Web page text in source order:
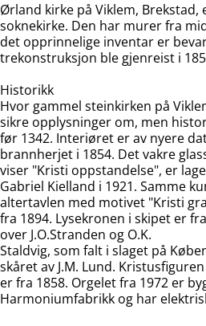
Ørland kirke på Viklem, Brekstad,
soknekirke. Den har murer fra
det opprinnelige inventar er
trekonstruksjon ble gjenreist i
Historikk
Hvor gammel steinkirken på
sikre opplysninger om, men
før 1342. Interiøret er av nyere
brannherjet i 1854. Det vakre
viser "Kristi oppstandelse", er
Gabriel Kielland i 1921. Samme
altertavlen med motivet "Kristi
fra 1894. Lysekronen i skipet er
over J.O.Stranden og O.K.
Staldvig, som falt i slaget på
skåret av J.M. Lund.
er fra 1858. Orgelet fra 1972 er
Harmoniumfabrikk og har